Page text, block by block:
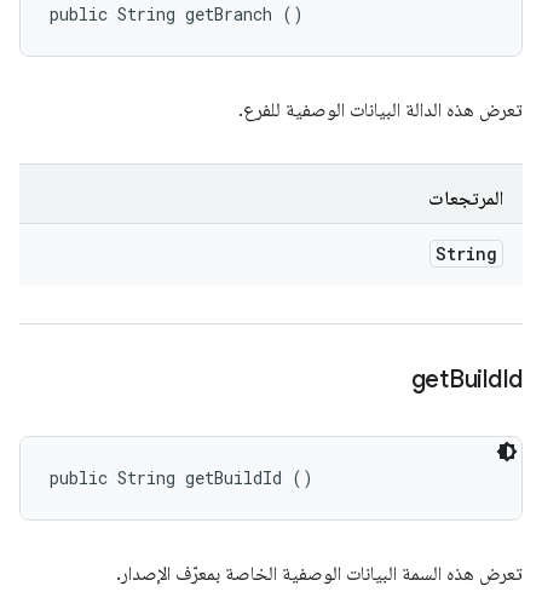
public String getBranch ()
تعرض هذه الدالة البيانات الوصفية للفرع.
المرتجعات
String
getBuildId
public String getBuildId ()
تعرض هذه السمة البيانات الوصفية الخاصة بمعرّف الإصدار.